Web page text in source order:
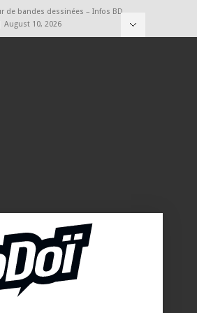
de bandes dessinées – Infos BD,
10, 2026